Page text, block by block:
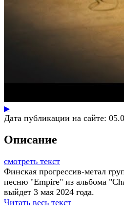
▶
Дата публикации на сайте:
Описание
смотреть текст
Финская прогрессив-метал
песню "Empire" из альбома
выйдет 3 мая 2024 года.
Читать весь текст